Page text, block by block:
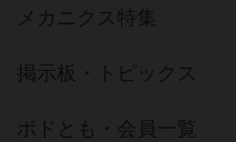
メカニクス特集
掲示板・トピックス
ボドとも・会員一覧